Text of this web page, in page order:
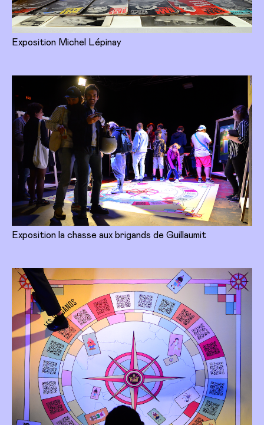
Exposition Michel Lépinay
Exposition la chasse aux brigands de Guillaumit